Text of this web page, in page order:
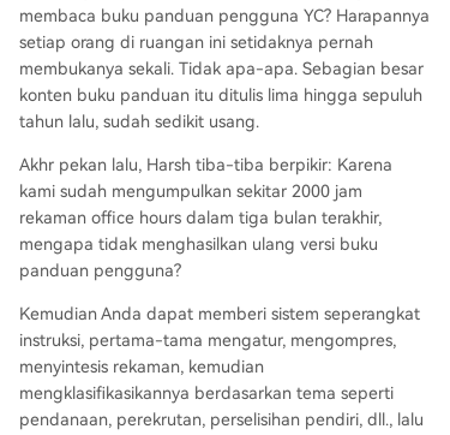
membaca buku panduan pengguna YC? Harapannya
setiap orang di ruangan ini setidaknya pernah
membukanya sekali. Tidak apa-apa. Sebagian besar
konten buku panduan itu ditulis lima hingga sepuluh
tahun lalu, sudah sedikit usang.
Akhr pekan lalu, Harsh tiba-tiba berpikir: Karena
kami sudah mengumpulkan sekitar 2000 jam
rekaman office hours dalam tiga bulan terakhir,
mengapa tidak menghasilkan ulang versi buku
panduan pengguna?
Kemudian Anda dapat memberi sistem seperangkat
instruksi, pertama-tama mengatur, mengompres,
menyintesis rekaman, kemudian
mengklasifikasikannya berdasarkan tema seperti
pendanaan, perekrutan, perselisihan pendiri, dll., lalu